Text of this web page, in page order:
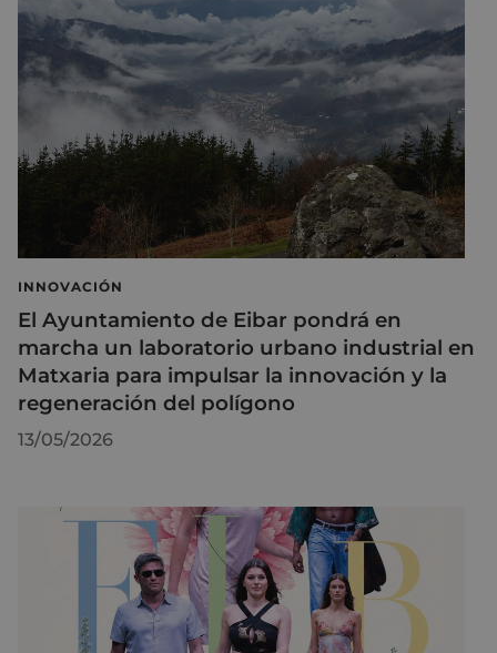
INNOVACIÓN
El Ayuntamiento de Eibar pondrá en
marcha un laboratorio urbano industrial en
Matxaria para impulsar la innovación y la
regeneración del polígono
13/05/2026